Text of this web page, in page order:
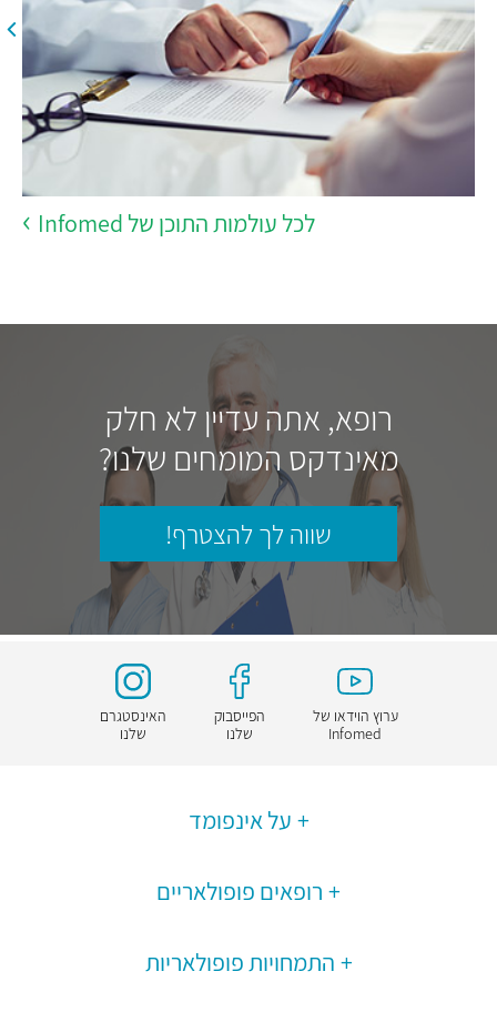
לכל עולמות התוכן של Infomed
רופא, אתה עדיין לא חלק
מאינדקס המומחים שלנו?
שווה לך להצטרף!
ערוץ הוידאו של
Infomed
הפייסבוק
שלנו
האינסטגרם
שלנו
על אינפומד
רופאים פופולאריים
התמחויות פופולאריות